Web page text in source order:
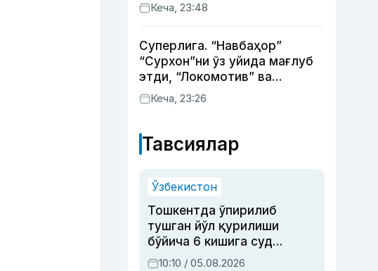
Кеча, 23:48
Суперлига. “Навбаҳор”
“Сурхон”ни ўз уйида мағлуб
этди, “Локомотив” ва
“Хоразм” уйда ғалаба
қозонди
Кеча, 23:26
Тавсиялар
Ўзбекистон
Тошкентда ўпирилиб
тушган йўл қурилиши
бўйича 6 кишига суд
ҳукми ўқилди
10:10 / 05.08.2026